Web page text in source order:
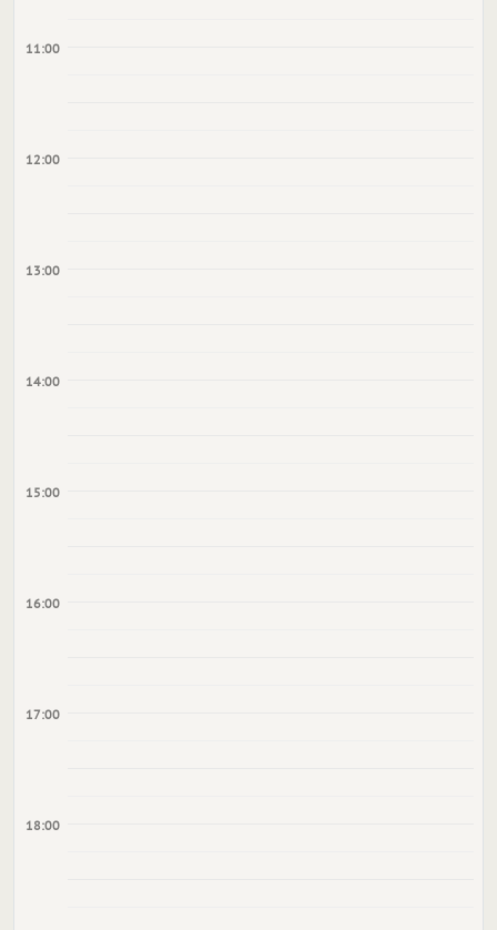
11:00
12:00
13:00
14:00
15:00
16:00
17:00
18:00